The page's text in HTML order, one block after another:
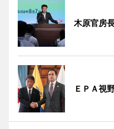
木原官房
ＥＰＡ視